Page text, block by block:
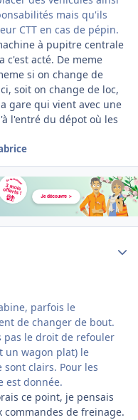
mais qu'ils
CTT en cas de pépin.
à pupitre centrale
c'est acté. De meme
si on change de
soit on change de loc,
gare qui vient avec une
l'entré du dépot où les
parfois le
de changer de bout.
pas le droit de refouler
un wagon plat) le
clairs. Pour les
est donnée.
ce point, je pensais
commandes de freinage.